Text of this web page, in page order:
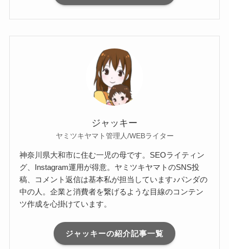
ジャッキー
ヤミツキヤマト管理人/WEBライター
神奈川県大和市に住む一児の母です。SEOライティン
グ、Instagram運用が得意。ヤミツキヤマトのSNS投
稿、コメント返信は基本私が担当しています♪パンダの
中の人。企業と消費者を繋げるような目線のコンテン
ツ作成を心掛けています。
ジャッキーの紹介記事一覧